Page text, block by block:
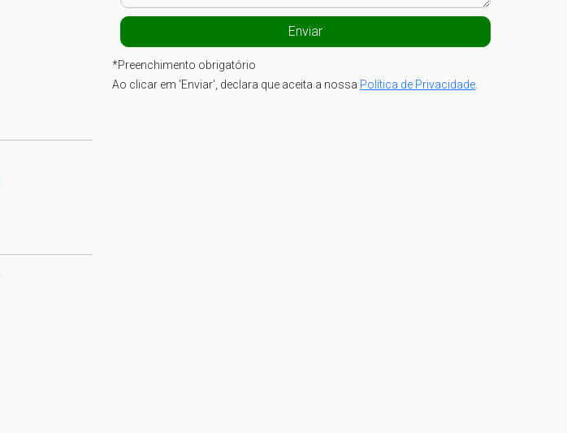
*Preenchimento obrigatório
Ao clicar em 'Enviar', declara que aceita a nossa Política de Privacidade